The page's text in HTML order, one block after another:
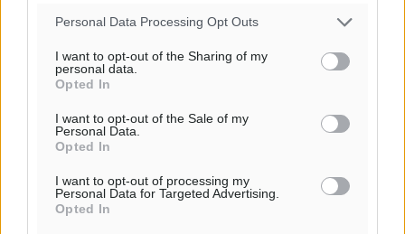
Personal Data Processing Opt Outs
I want to opt-out of the Sharing of my
personal data.
Opted In
I want to opt-out of the Sale of my
Personal Data.
Opted In
I want to opt-out of processing my
Personal Data for Targeted Advertising.
Opted In